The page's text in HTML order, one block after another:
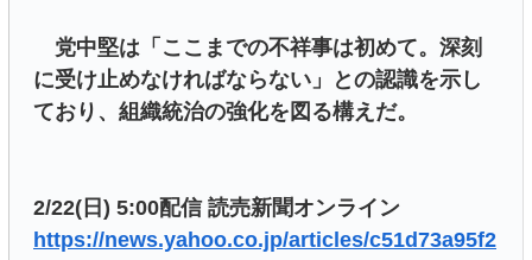
党中堅は「ここまでの不祥事は初めて。深刻
に受け止めなければならない」との認識を示し
ており、組織統治の強化を図る構えだ。
2/22(日) 5:00配信 読売新聞オンライン
https://news.yahoo.co.jp/articles/c51d73a95f2